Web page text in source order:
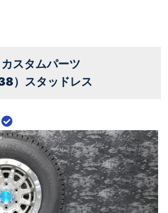
スタムパーツ
）スタッドレス